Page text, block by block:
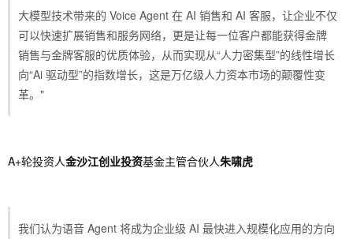
大模型技术带来的 Voice Agent 在 AI 销售和 AI 客服，让企业不仅
可以快速扩展销售和服务网络，更是让每一位客户都能获得金牌
销售与金牌客服的优质体验，从而实现从“人力密集型”的线性增长
向“Ai 驱动型”的指数增长，这是万亿级人力资本市场的颠覆性变
革。"
A+轮投资人金沙江创业投资基金主管合伙人朱啸虎
我们认为语音 Agent 将成为企业级 AI 最快进入规模化应用的方向